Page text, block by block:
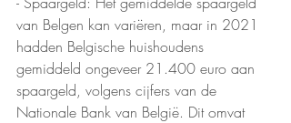
van Belgen kan variëren, maar in 2021
hadden Belgische huishoudens
gemiddeld ongeveer 21.400 euro aan
spaargeld, volgens cijfers van de
Nationale Bank van België. Dit omvat